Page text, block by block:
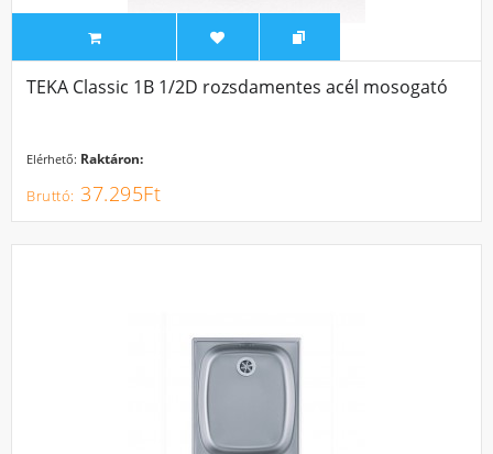
TEKA Classic 1B 1/2D rozsdamentes acél mosogató
Elérhető: Raktáron:
37.295Ft